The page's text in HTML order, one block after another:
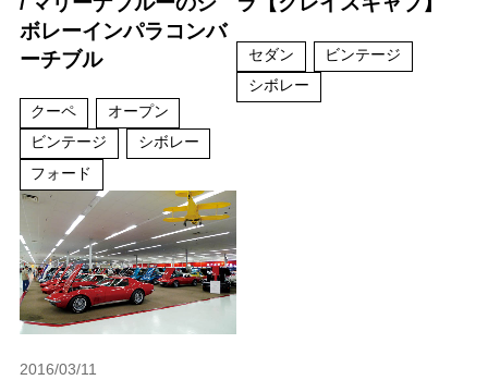
ボレーインパラコンバ
ーチブル
クーペ
オープン
ビンテージ
シボレー
フォード
セダン
ビンテージ
シボレー
2016/03/11